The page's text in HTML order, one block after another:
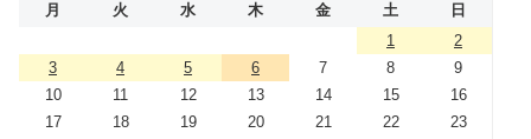
月 火 水 木 金 土
日
1
2
3
4 5 6 7 8
9
10
11 12 13 14 15
16
17
18 19 20 21 22
23